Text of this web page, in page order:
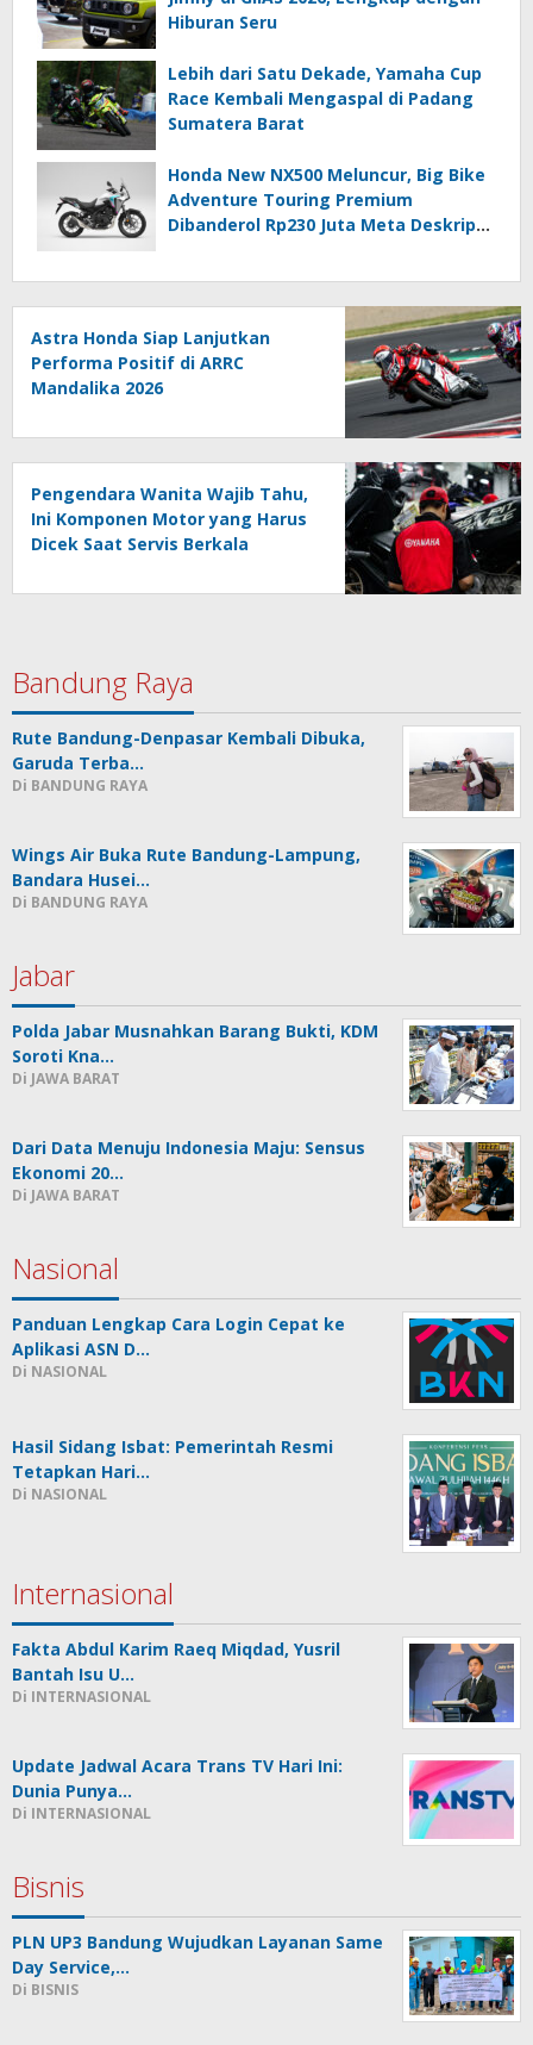
Hiburan Seru
Lebih dari Satu Dekade, Yamaha Cup
Race Kembali Mengaspal di Padang
Sumatera Barat
Honda New NX500 Meluncur, Big Bike
Adventure Touring Premium
Dibanderol Rp230 Juta Meta Deskripsi
Astra Honda Siap Lanjutkan
Performa Positif di ARRC
Mandalika 2026
Pengendara Wanita Wajib Tahu,
Ini Komponen Motor yang Harus
Dicek Saat Servis Berkala
Bandung Raya
Rute Bandung-Denpasar Kembali Dibuka,
Garuda Terba…
Di BANDUNG RAYA
Wings Air Buka Rute Bandung-Lampung,
Bandara Husei…
Di BANDUNG RAYA
Jabar
Polda Jabar Musnahkan Barang Bukti, KDM
Soroti Kna…
Di JAWA BARAT
Dari Data Menuju Indonesia Maju: Sensus
Ekonomi 20…
Di JAWA BARAT
Nasional
Panduan Lengkap Cara Login Cepat ke
Aplikasi ASN D…
Di NASIONAL
Hasil Sidang Isbat: Pemerintah Resmi
Tetapkan Hari…
Di NASIONAL
Internasional
Fakta Abdul Karim Raeq Miqdad, Yusril
Bantah Isu U…
Di INTERNASIONAL
Update Jadwal Acara Trans TV Hari Ini:
Dunia Punya…
Di INTERNASIONAL
Bisnis
PLN UP3 Bandung Wujudkan Layanan Same
Day Service,…
Di BISNIS